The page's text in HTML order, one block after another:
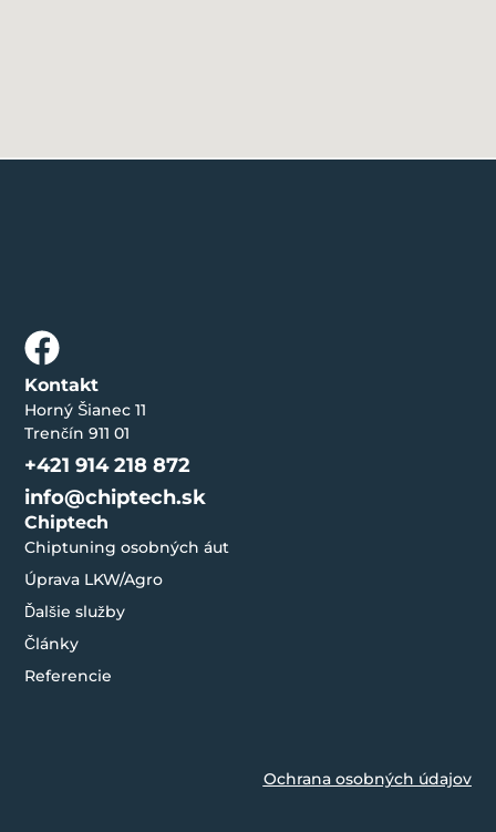
Chiptech
Chiptuning osobných áut
Úprava LKW/Agro
Ďalšie služby
Články
Referencie
Kontakt
Horný Šianec 11
Trenčín 911 01
+421 914 218 872
info@chiptech.sk
Ochrana osobných údajov